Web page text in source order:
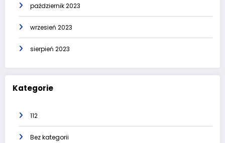
październik 2023
wrzesień 2023
sierpień 2023
Kategorie
112
Bez kategorii